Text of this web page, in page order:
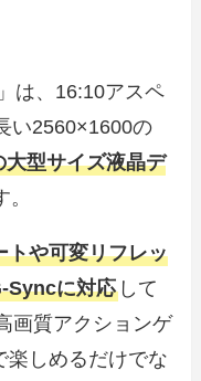
は、16:10アスペ
い2560×1600の
大型サイズ液晶デ
トや可変リフレッ
Syncに対応 して
画質アクションゲ
楽しめるだけでな